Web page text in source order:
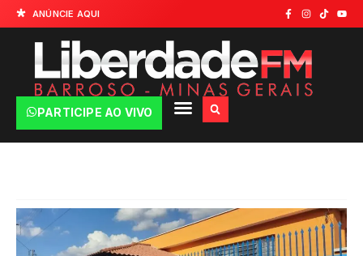
ANÚNCIE AQUI
PARTICIPE AO VIVO